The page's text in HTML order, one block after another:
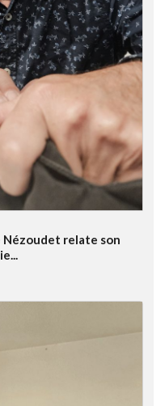
Nézoudet relate son